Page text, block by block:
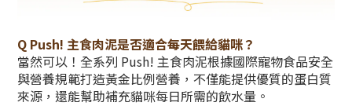
Q Push! 主食肉泥是否適合每天餵給貓咪？
當然可以！全系列 Push! 主食肉泥根據國際寵物食品安全
與營養規範打造黃金比例營養，不僅能提供優質的蛋白質
來源，還能幫助補充貓咪每日所需的飲水量。